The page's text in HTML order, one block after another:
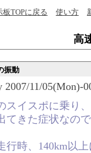
板TOPに戻る 使い方
高
振動
2007/11/05(Mon)-
スイスポに乗り
てきた症状なの
行時、140km以